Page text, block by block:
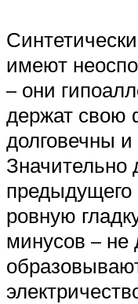
имеют
– они
держат свою
долговечны и
Значительно
ровную
минусов –